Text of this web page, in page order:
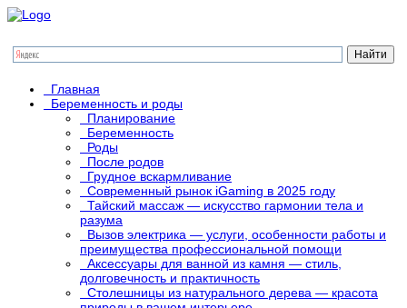
Главная
Беременность и роды
Планирование
Беременность
Роды
После родов
Грудное вскармливание
Современный рынок iGaming в 2025 году
Тайский массаж — искусство гармонии тела и
разума
Вызов электрика — услуги, особенности работы и
преимущества профессиональной помощи
Аксессуары для ванной из камня — стиль,
долговечность и практичность
Столешницы из натурального дерева — красота